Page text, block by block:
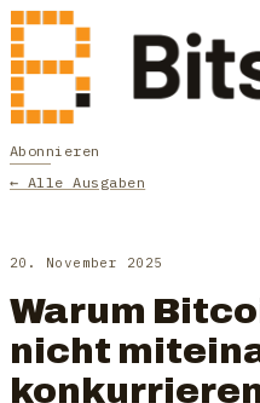
Abonnieren
← Alle Ausgaben
20. November 2025
Warum
nicht